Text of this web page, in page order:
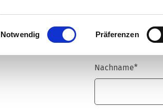
Einwilligungsauswahl
Notwendig Präferenzen
Vorname*
Nachname*